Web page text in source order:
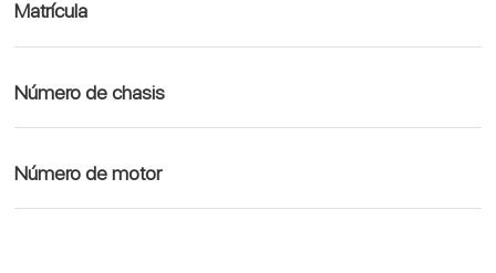
Matrícula
Número de chasis
Número de motor